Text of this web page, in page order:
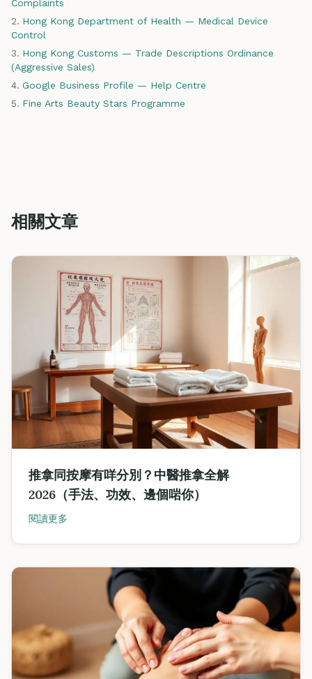
Complaints
Hong Kong Department of Health — Medical Device
Control
Hong Kong Customs — Trade Descriptions Ordinance
(Aggressive Sales)
Google Business Profile — Help Centre
Fine Arts Beauty Stars Programme
相關文章
推拿同按摩有咩分別？中醫推拿全解
2026（手法、功效、邊個啱你）
閱讀更多